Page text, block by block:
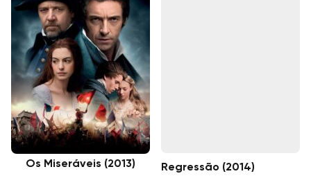
Os Miseráveis (2013) Regressão (2014)